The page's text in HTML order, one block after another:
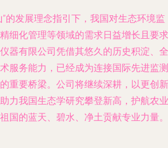
的发展理念指引下，我国对生态环境监
细化管理等领域的需求日益增长且要求
器有限公司凭借其悠久的历史积淀、全
服务能力，已经成为连接国际先进监测
重要桥梁。公司将继续深耕，以更创新
力我国生态学研究攀登新高，护航农业
国的蓝天、碧水、净土贡献专业力量。